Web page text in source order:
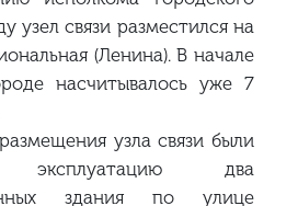
узел связи разместился на
(Ленина). В начале
насчитывалось уже 7
узла связи были
два
здания по улице